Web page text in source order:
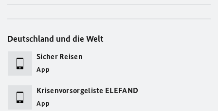
Deutschland und die Welt
Sicher Reisen
App
Krisenvorsorgeliste ELEFAND
App